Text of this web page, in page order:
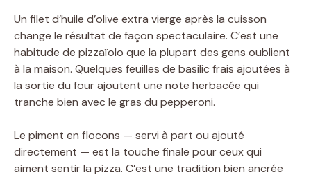
Un filet d’huile d’olive extra vierge après la cuisson
change le résultat de façon spectaculaire. C’est une
habitude de pizzaïolo que la plupart des gens oublient
à la maison. Quelques feuilles de basilic frais ajoutées à
la sortie du four ajoutent une note herbacée qui
tranche bien avec le gras du pepperoni.
Le piment en flocons — servi à part ou ajouté
directement — est la touche finale pour ceux qui
aiment sentir la pizza. C’est une tradition bien ancrée